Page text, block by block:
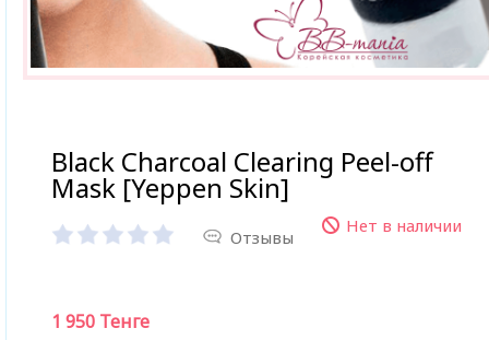
Black Charcoal Clearing Peel-off
Mask [Yeppen Skin]
Отзывы
Нет в наличии
1 950 Тенге